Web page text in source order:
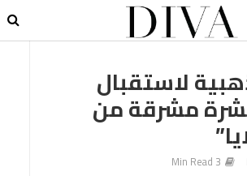
لاستقبال
مشرقة من
3 Min Read